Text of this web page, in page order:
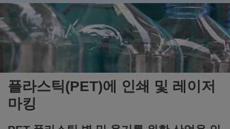
플라스틱(PET)에 인쇄 및 레이저
마킹